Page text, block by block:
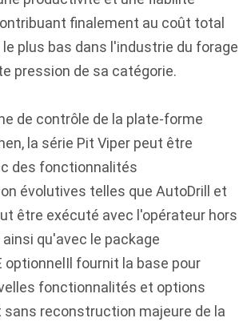
finalement au coût total
plus bas dans l'industrie du forage
pression de sa catégorie.
de contrôle de la plate-forme
la série Pit Viper peut être
des fonctionnalités
évolutives telles que AutoDrill et
être exécuté avec l'opérateur hors
qu'avec le package
optionnelIl fournit la base pour
fonctionnalités et options
reconstruction majeure de la